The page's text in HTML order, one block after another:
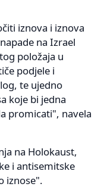
iznova i iznova
na Izrael
položaja u
podjele i
te ujedno
koje bi jedna
promicati", navela
na Holokaust,
i antisemitske
iznose".